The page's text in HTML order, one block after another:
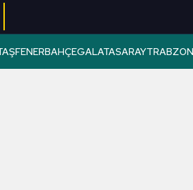
FENERBAHÇEGALATASARAY